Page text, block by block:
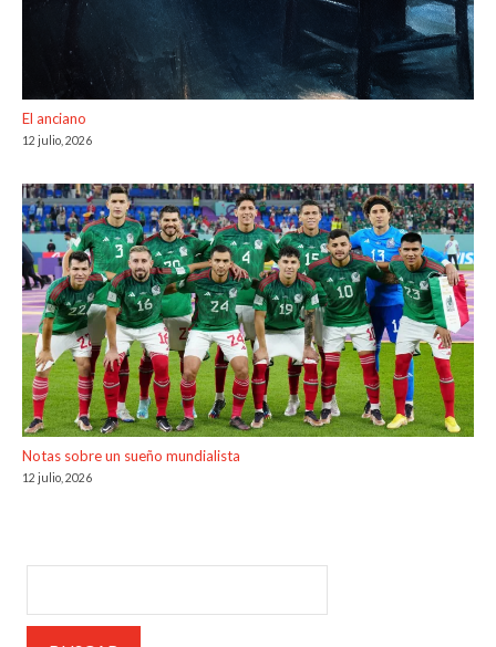
El anciano
12 julio, 2026
Notas sobre un sueño mundialista
12 julio, 2026